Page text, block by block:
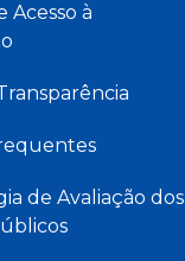
Acesso à
de Avaliação dos